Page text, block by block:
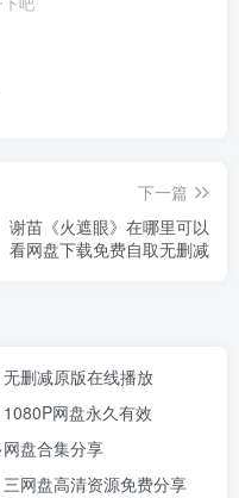
下一篇
谢苗《火遮眼》在哪里可以
看网盘下载免费自取无删减
删减原版在线播放
网盘永久有效
盘合集分享
网盘高清资源免费分享